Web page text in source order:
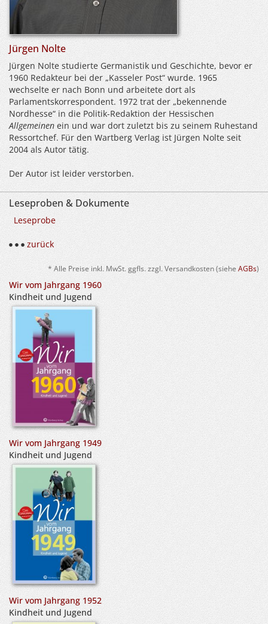
Jürgen Nolte
Jürgen Nolte studierte Germanistik und Geschichte, bevor er
1960 Redakteur bei der „Kasseler Post“ wurde. 1965
wechselte er nach Bonn und arbeitete dort als
Parlamentskorrespondent. 1972 trat der „bekennende
Nordhesse“ in die Politik-Redaktion der Hessischen
Allgemeinen ein und war dort zuletzt bis zu seinem Ruhestand
Ressortchef. Für den Wartberg Verlag ist Jürgen Nolte seit
2004 als Autor tätig.
Der Autor ist leider verstorben.
Leseproben & Dokumente
Leseprobe
zurück
* Alle Preise inkl. MwSt. ggfls. zzgl. Versandkosten (siehe AGBs)
Wir vom Jahrgang 1960
Kindheit und Jugend
Wir vom Jahrgang 1949
Kindheit und Jugend
Wir vom Jahrgang 1952
Kindheit und Jugend